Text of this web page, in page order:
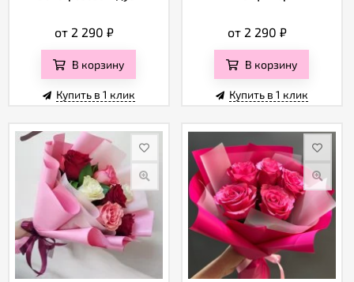
от 2 290 ₽
В корзину
Купить в 1 клик
от 2 290 ₽
В корзину
Купить в 1 клик